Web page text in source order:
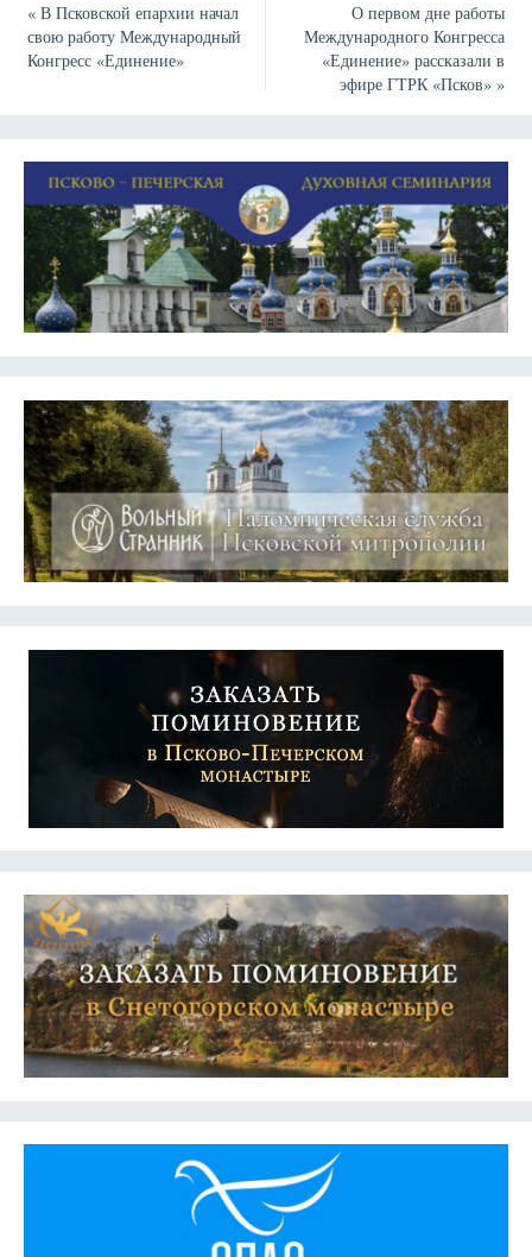
«В Псковской епархии начал
свою работу Международный
Конгресс «Единение»
О первом дне работы
Международного Конгресса
«Единение» рассказали в
эфире ГТРК «Псков»»